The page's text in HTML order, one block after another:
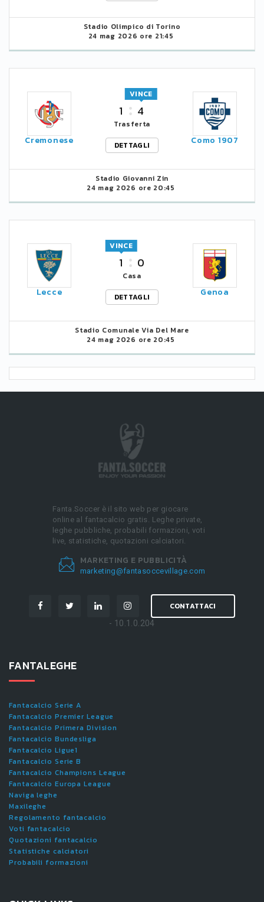
Stadio Olimpico di Torino
24 mag 2026 ore 21:45
Cremonese
1 4
VINCE
Trasferta
DETTAGLI
Como 1907
Stadio Giovanni Zin
24 mag 2026 ore 20:45
Lecce
1
VINCE
0
Casa
DETTAGLI
Genoa
Stadio Comunale Via Del Mare
24 mag 2026 ore 20:45
Fanta.Soccer è il sito web per giocare
online al fantacalcio gratis. Leghe private,
leghe pubbliche, probabili formazioni, voti
live, statistiche, quotazioni calciatori.
MARKETING E PUBBLICITÀ
marketing@fantasoccevillage.com
CONTATTACI
- 10.1.0.204
FANTALEGHE
Fantacalcio Serie A
Fantacalcio Premier League
Fantacalcio Primera Division
Fantacalcio Bundesliga
Fantacalcio Ligue1
Fantacalcio Serie B
Fantacalcio Champions League
Fantacalcio Europa League
Naviga leghe
Maxileghe
Regolamento fantacalcio
Voti fantacalcio
Quotazioni fantacalcio
Statistiche calciatori
Probabili formazioni